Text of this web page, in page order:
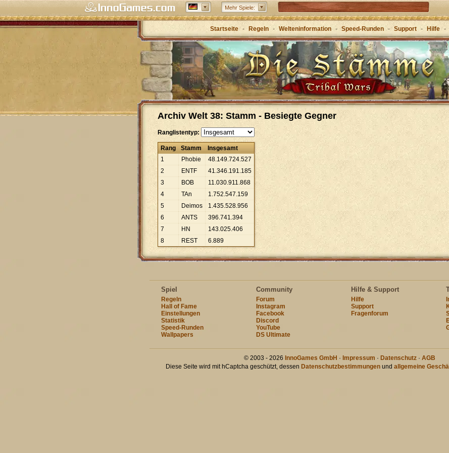
Mehr Spiele: Elvenar – Erbaue eine Fantasy-Stadt
Forge of Empires – Mit Strategie durch die Zeitalter
Grepolis – Erbaue dein Reich im antiken
Griechenland
Startseite - Regeln - Welteninformation - Speed-Runden - Support - Hilfe -
Archiv Welt 38: Stamm - Besiegte Gegner
Ranglistentyp:
Rang Stamm
Insgesamt
1
Phobie 48.149.724.527
2
ENTF 41.346.191.185
3
BOB 11.030.911.868
4
TAn 1.752.547.159
5
Deimos 1.435.528.956
6
ANTS 396.741.394
7
HN 143.025.406
8
REST 6.889
Spiel
Regeln
Hall of Fame
Einstellungen
Statistik
Speed-Runden
Wallpapers
Community
Forum
Instagram
Facebook
Discord
YouTube
DS Ultimate
Hilfe & Support
Hilfe
Support
Fragenforum
© 2003 - 2026 InnoGames GmbH · Impressum · Datenschutz· AGB
Diese Seite wird mit hCaptcha geschützt, dessen Datenschutzbestimmungenund allgemeine